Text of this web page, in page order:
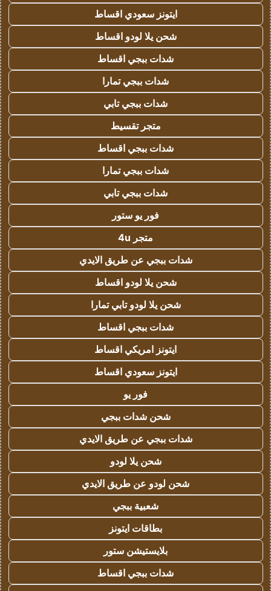
ايتونز سعودي اقساط
شحن يلا لودو اقساط
شدات ببجي اقساط
شدات ببجي تمارا
شدات ببجي تابي
متجر تقسيط
شدات ببجي اقساط
شدات ببجي تمارا
شدات ببجي تابي
فور يو ستور
متجر 4u
شدات ببجي عن طريق الايدي
شحن يلا لودو اقساط
شحن يلا لودو تابي تمارا
شدات ببجي اقساط
ايتونز امريكي اقساط
ايتونز سعودي اقساط
فور يو
شحن شدات ببجي
شدات ببجي عن طريق الايدي
شحن يلا لودو
شحن لودو عن طريق الايدي
شعبية ببجي
بطاقات ايتونز
بلايستيشن ستور
شدات ببجي اقساط